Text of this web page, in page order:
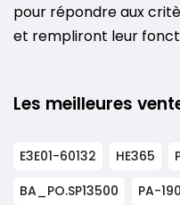
pour répondre aux
et rempliront leur
Les meilleures
E3E01-60132 HE365
BA_PO.SP13500
PA-